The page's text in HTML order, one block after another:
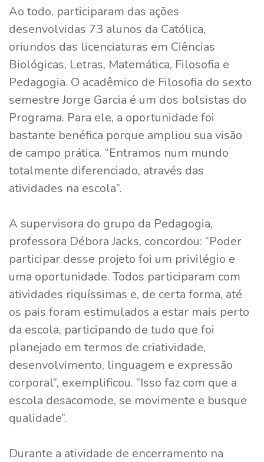
Ao todo, participaram das ações
desenvolvidas 73 alunos da Católica,
oriundos das licenciaturas em Ciências
Biológicas, Letras, Matemática, Filosofia e
Pedagogia. O acadêmico de Filosofia do sexto
semestre Jorge Garcia é um dos bolsistas do
Programa. Para ele, a oportunidade foi
bastante benéfica porque ampliou sua visão
de campo prática. “Entramos num mundo
totalmente diferenciado, através das
atividades na escola”.
A supervisora do grupo da Pedagogia,
professora Débora Jacks, concordou: “Poder
participar desse projeto foi um privilégio e
uma oportunidade. Todos participaram com
atividades riquíssimas e, de certa forma, até
os pais foram estimulados a estar mais perto
da escola, participando de tudo que foi
planejado em termos de criatividade,
desenvolvimento, linguagem e expressão
corporal”, exemplificou. “Isso faz com que a
escola desacomode, se movimente e busque
qualidade”.
Durante a atividade de encerramento na